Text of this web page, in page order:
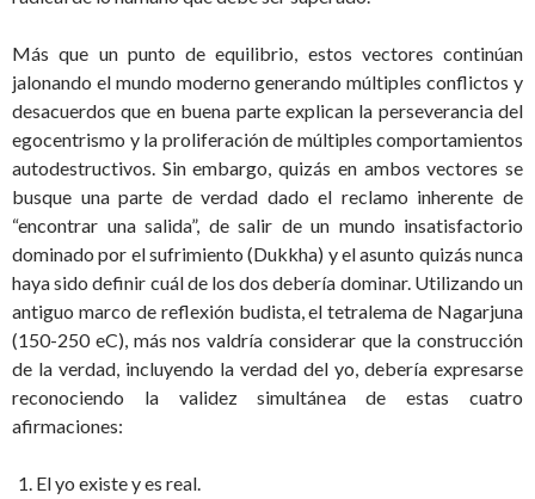
Más que un punto de equilibrio, estos vectores continúan
jalonando el mundo moderno generando múltiples conflictos y
desacuerdos que en buena parte explican la perseverancia del
egocentrismo y la proliferación de múltiples comportamientos
autodestructivos. Sin embargo, quizás en ambos vectores se
busque una parte de verdad dado el reclamo inherente de
“encontrar una salida”, de salir de un mundo insatisfactorio
dominado por el sufrimiento (Dukkha) y el asunto quizás nunca
haya sido definir cuál de los dos debería dominar. Utilizando un
antiguo marco de reflexión budista, el tetralema de Nagarjuna
(150-250 eC), más nos valdría considerar que la construcción
de la verdad, incluyendo la verdad del yo, debería expresarse
reconociendo la validez simultánea de estas cuatro
afirmaciones:
El yo existe y es real.